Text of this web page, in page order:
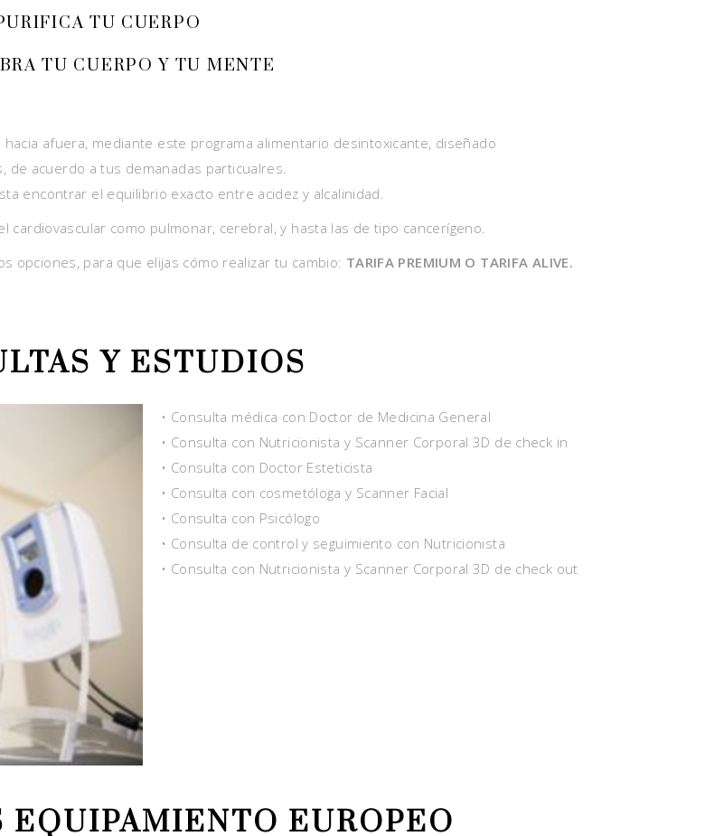
TU CUERPO
TU CUERPO Y TU MENTE
afuera, mediante este programa alimentario desintoxicante, diseñado
acuerdo a tus demanadas particualres.
encontrar el equilibrio exacto entre acidez y alcalinidad.
como pulmonar, cerebral, y hasta las de tipo cancerígeno.
opciones, para que elijas cómo realizar tu cambio: TARIFA PREMIUM O TARIFA ALIVE.
Y ESTUDIOS
• Consulta médica con Doctor de Medicina General
• Consulta con Nutricionista y Scanner Corporal 3D de check in
• Consulta con Doctor Esteticista
• Consulta con cosmetóloga y Scanner Facial
• Consulta con Psicólogo
• Consulta de control y seguimiento con Nutricionista
• Consulta con Nutricionista y Scanner Corporal 3D de check out
EQUIPAMIENTO EUROPEO